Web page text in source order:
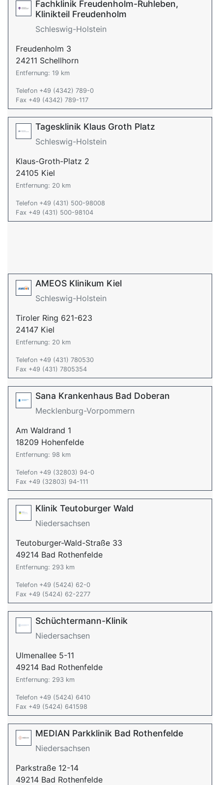
Fachklinik Freudenholm-Ruhleben,
Klinikteil Freudenholm
Schleswig-Holstein
Freudenholm 3
24211 Schellhorn
Entfernung: 19 km
Telefon +49 (4342) 789-0
Fax +49 (4342) 789-117
Tagesklinik Klaus Groth Platz
Schleswig-Holstein
Klaus-Groth-Platz 2
24105 Kiel
Entfernung: 20 km
Telefon +49 (431) 500-98008
Fax +49 (431) 500-98104
AMEOS Klinikum Kiel
Schleswig-Holstein
Tiroler Ring 621-623
24147 Kiel
Entfernung: 20 km
Telefon +49 (431) 780530
Fax +49 (431) 7805354
Sana Krankenhaus Bad Doberan
Mecklenburg-Vorpommern
Am Waldrand 1
18209 Hohenfelde
Entfernung: 98 km
Telefon +49 (32803) 94-0
Fax +49 (32803) 94-111
Klinik Teutoburger Wald
Niedersachsen
Teutoburger-Wald-Straße 33
49214 Bad Rothenfelde
Entfernung: 293 km
Telefon +49 (5424) 62-0
Fax +49 (5424) 62-2277
Schüchtermann-Klinik
Niedersachsen
Ulmenallee 5-11
49214 Bad Rothenfelde
Entfernung: 293 km
Telefon +49 (5424) 6410
Fax +49 (5424) 641598
MEDIAN Parkklinik Bad Rothenfelde
Niedersachsen
Parkstraße 12-14
49214 Bad Rothenfelde